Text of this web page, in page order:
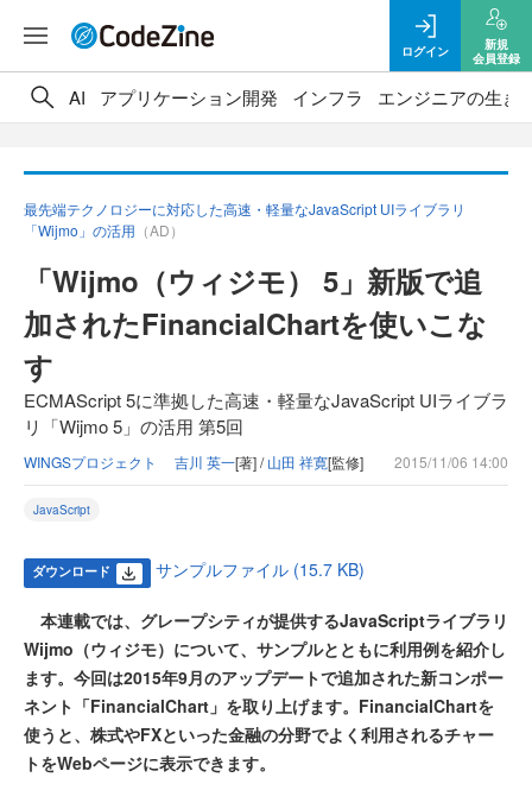
ログイン
新規
会員登録
AI アプリケーション開発 インフラ エンジニアの生き
最先端テクノロジーに対応した高速・軽量なJavaScript UIライブラリ
「Wijmo」の活用 （AD）
「Wijmo（ウィジモ） 5」新版で追
加されたFinancialChartを使いこな
す
ECMAScript 5に準拠した高速・軽量なJavaScript UIライブラ
リ「Wijmo 5」の活用 第5回
WINGSプロジェクト 吉川 英一[著] /山田 祥寛[監修] 2015/11/06 14:00
JavaScript
ダウンロード サンプルファイル (15.7 KB)
本連載では、グレープシティが提供するJavaScriptライブラリ
Wijmo（ウィジモ）について、サンプルとともに利用例を紹介し
ます。今回は2015年9月のアップデートで追加された新コンポー
ネント「FinancialChart」を取り上げます。FinancialChartを
使うと、株式やFXといった金融の分野でよく利用されるチャー
トをWebページに表示できます。